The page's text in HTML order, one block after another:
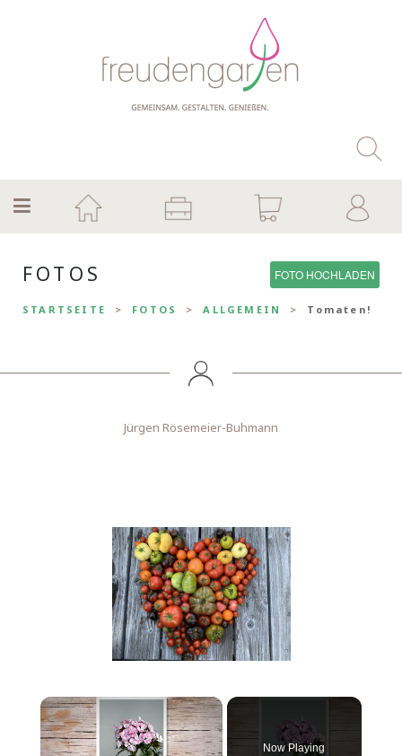
FOTOS FOTO HOCHLADEN
STARTSEITE FOTOS ALLGEMEIN Tomaten!
Jürgen Rösemeier-Buhmann
Now Playing